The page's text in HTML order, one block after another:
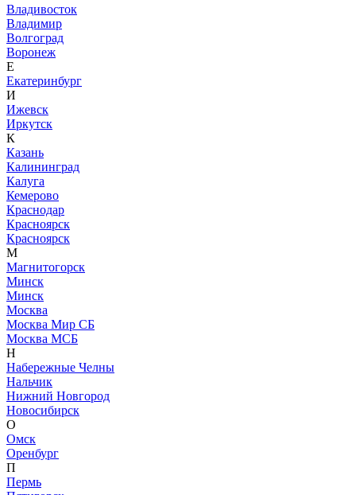
Владивосток
Владимир
Волгоград
Воронеж
Е
Екатеринбург
И
Ижевск
Иркутск
К
Казань
Калининград
Калуга
Кемерово
Краснодар
Красноярск
Красноярск
М
Магнитогорск
Минск
Минск
Москва
Москва Мир СБ
Москва МСБ
Н
Набережные Челны
Нальчик
Нижний Новгород
Новосибирск
О
Омск
Оренбург
П
Пермь